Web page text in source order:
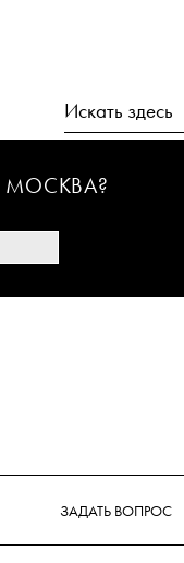
МОСКВА?
ЗАДАТЬ ВОПРОС